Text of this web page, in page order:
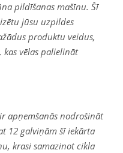
pildīšanas mašīnu. Šī
jūsu uzpildes
produktu veidus,
vēlas palielināt
apņemšanās nodrošināt
12 galviņām šī iekārta
krasi samazinot cikla